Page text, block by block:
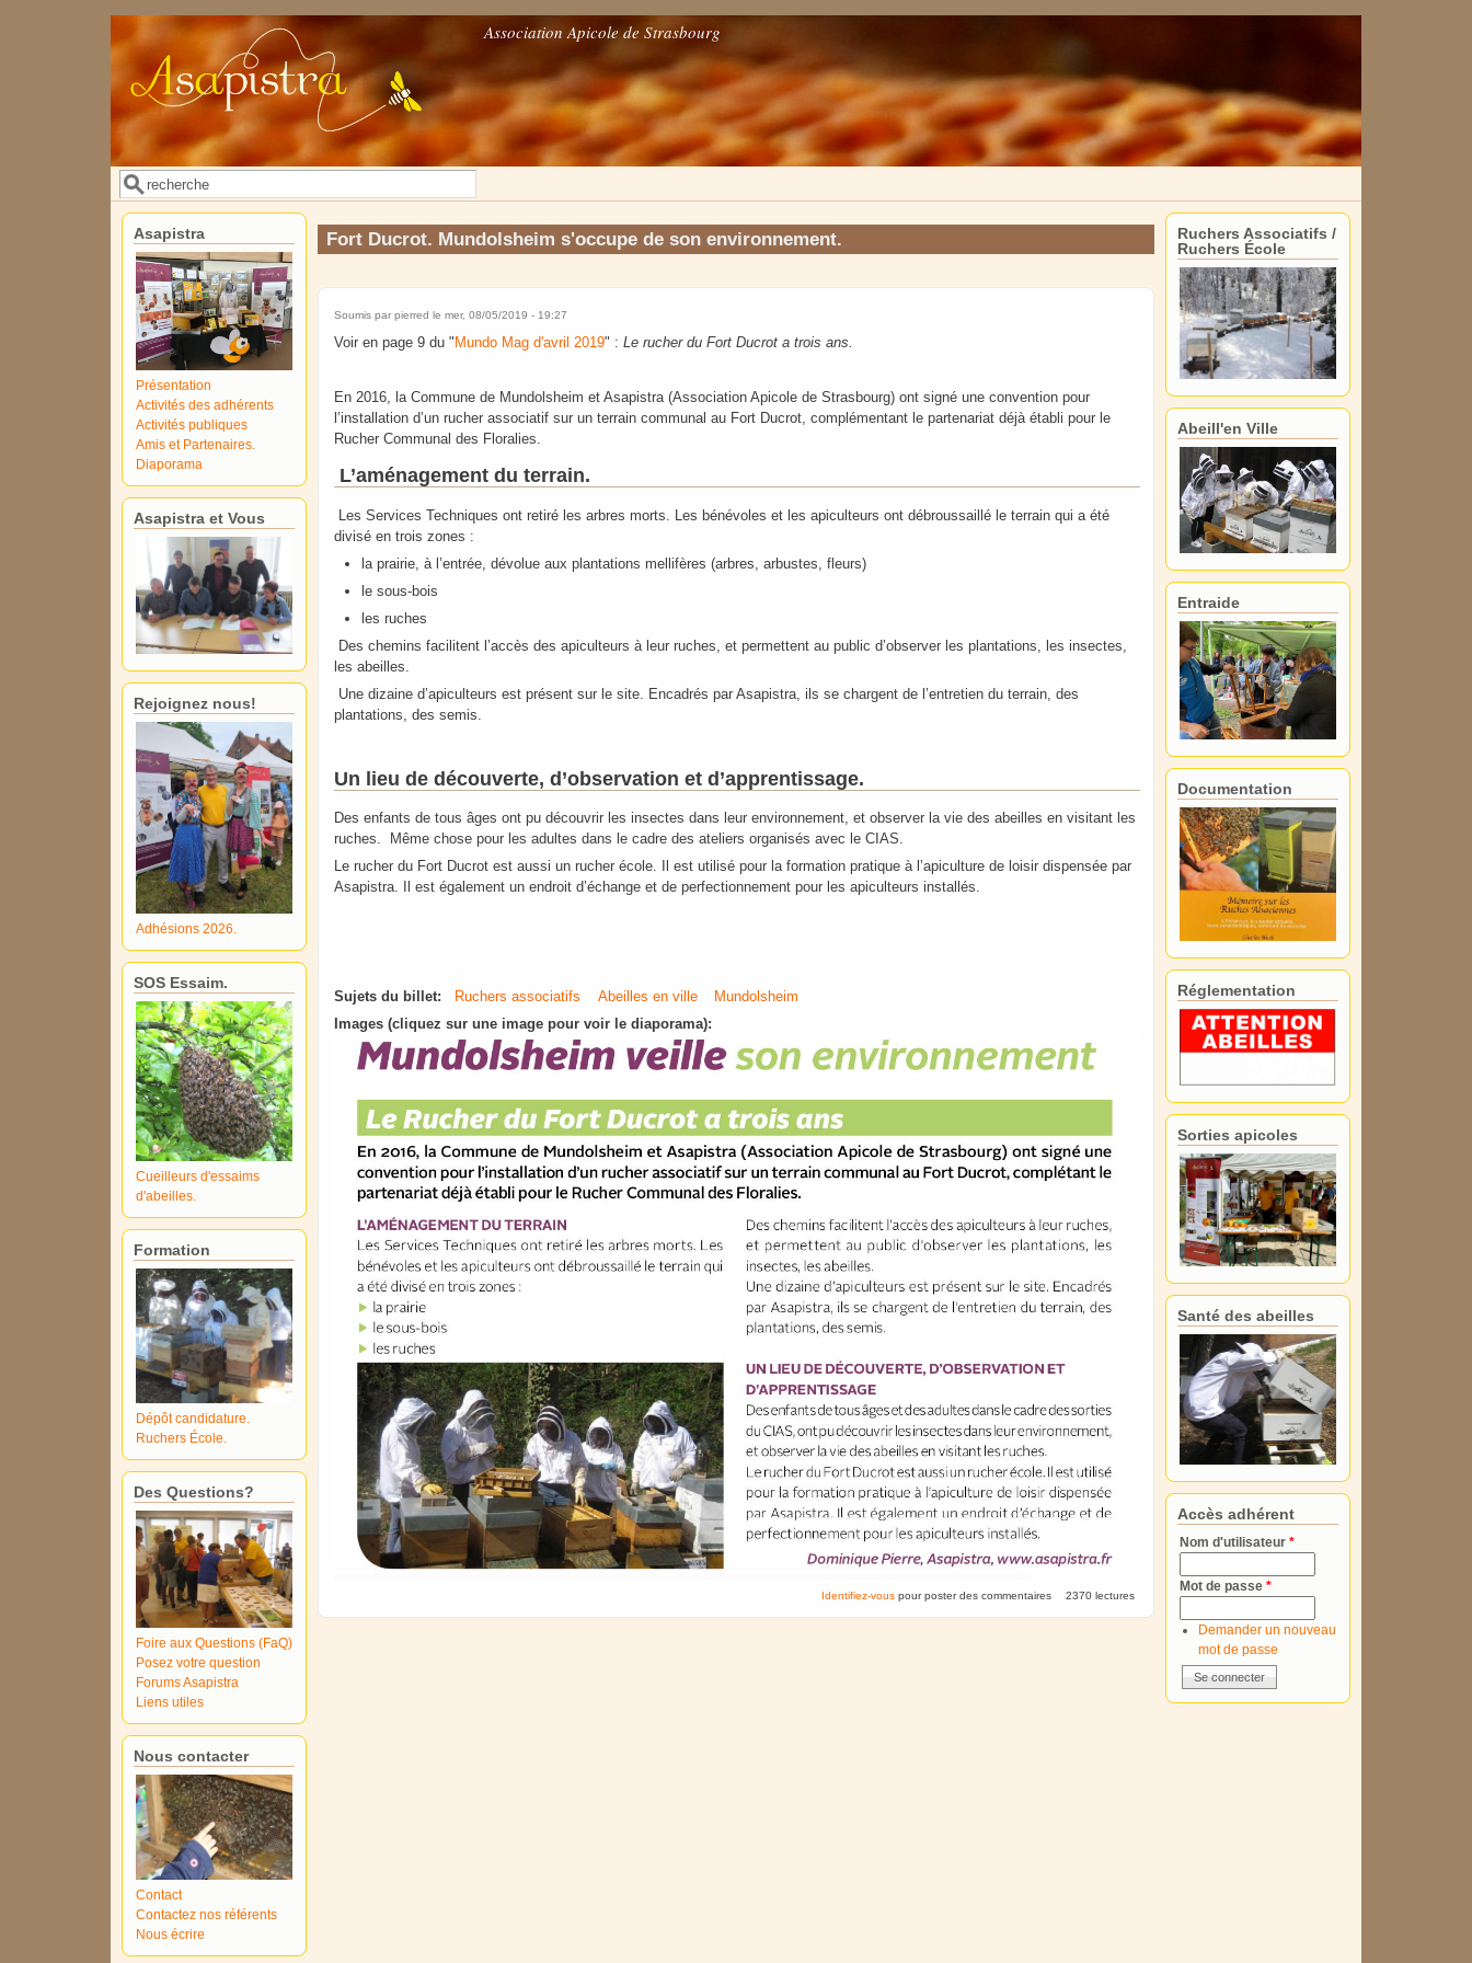
Association Apicole de Strasbourg
Formulaire de recherche
Rechercher
Fort Ducrot. Mundolsheim s'occupe de son environnement.
Soumis parpierred le mer, 08/05/2019 - 19:27
Voir en page 9 du " Mundo Mag d'avril 2019" :Le rucher du Fort Ducrot a trois ans.
En 2016, la Commune de Mundolsheim et Asapistra (Association Apicole de Strasbourg) ont signé une convention pour
l’installation d’un rucher associatif sur un terrain communal au Fort Ducrot, complémentant le partenariat déjà établi pour le
Rucher Communal des Floralies.
L’aménagement du terrain.
Les Services Techniques ont retiré les arbres morts. Les bénévoles et les apiculteurs ont débroussaillé le terrain qui a été
divisé en trois zones :
la prairie, à l’entrée, dévolue aux plantations mellifères (arbres, arbustes, fleurs)
le sous-bois
les ruches
Des chemins facilitent l’accès des apiculteurs à leur ruches, et permettent au public d’observer les plantations, les insectes,
les abeilles.
Une dizaine d’apiculteurs est présent sur le site. Encadrés par Asapistra, ils se chargent de l’entretien du terrain, des
plantations, des semis.
Un lieu de découverte, d’observation et d’apprentissage.
Des enfants de tous âges ont pu découvrir les insectes dans leur environnement, et observer la vie des abeilles en visitant les
ruches. Même chose pour les adultes dans le cadre des ateliers organisés avec le CIAS.
Le rucher du Fort Ducrot est aussi un rucher école. Il est utilisé pour la formation pratique à l’apiculture de loisir dispensée par
Asapistra. Il est également un endroit d’échange et de perfectionnement pour les apiculteurs installés.
Sujets du billet: Ruchers associatifs Abeilles en ville
Mundolsheim
Images (cliquez sur une image pour voir le diaporama):
Identifiez-vouspour poster des commentaires 2370 lectures
Asapistra
Présentation
Activités des adhérents
Activités publiques
Amis et Partenaires.
Diaporama
Asapistra et Vous
Rejoignez nous!
Adhésions 2026.
SOS Essaim.
Cueilleurs d'essaims
d'abeilles.
Formation
Dépôt candidature.
Ruchers École.
Des Questions?
Foire aux Questions (FaQ)
Posez votre question
Forums Asapistra
Liens utiles
Nous contacter
Contact
Contactez nos référents
Nous écrire
Ruchers Associatifs /
Ruchers École
Abeill'en Ville
Entraide
Documentation
Réglementation
Sorties apicoles
Santé des abeilles
Accès adhérent
Nom d'utilisateur *
Mot de passe *
Demander un nouveau
mot de passe